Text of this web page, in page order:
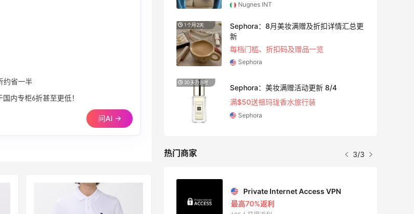
约省一半
内专柜6折甚至更低！
问AI →
Sephora：美妆满赠活动更新 8/4
满$50送祖玛珑香水旅行装
Eraldo
4天4小时
Bloomingdales：时尚热卖！入手珑骧、
Tory Burch、拉夫劳伦等
每满$100返$25礼卡
Bloomingdales
1天4小时
Maje US：限时闪促！入手明星同款服饰
精选低至2折
Maje US
热门商家 1/3
Private Internet Access VPN
Mac Duggal
最高2%返利